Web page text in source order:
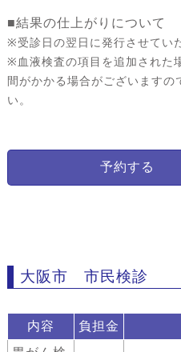
■結果の仕上がりについて
※受診日の翌日に発行させてい
※血液検査の項目を追加された
間がかかる場合がございますの
い。
予約する
大阪市 市民検診
内容 負担金